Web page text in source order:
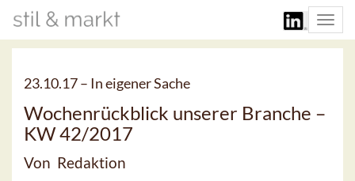
23.10.17 – In eigener Sache
Wochenrückblick unserer Branche –
KW 42/2017
Von Redaktion